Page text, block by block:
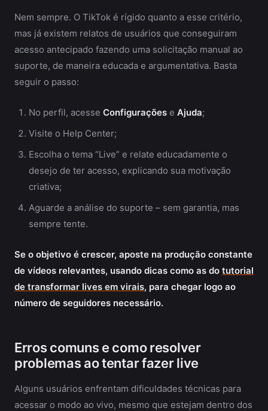
Nem sempre. O TikTok é rígido quanto a esse critério,
mas já existem relatos de usuários que conseguiram
acesso antecipado fazendo uma solicitação manual ao
suporte, de maneira educada e argumentativa. Basta
seguir o passo:
No perfil, acesse Configurações e Ajuda;
Visite o Help Center;
Escolha o tema “Live” e relate educadamente o
desejo de ter acesso, explicando sua motivação
criativa;
Aguarde a análise do suporte – sem garantia, mas
sempre tente.
Se o objetivo é crescer, aposte na produção constante
de vídeos relevantes, usando dicas como as do tutorial
de transformar lives em virais, para chegar logo ao
número de seguidores necessário.
Erros comuns e como resolver
problemas ao tentar fazer live
Alguns usuários enfrentam dificuldades técnicas para
acessar o modo ao vivo, mesmo que estejam dentro dos